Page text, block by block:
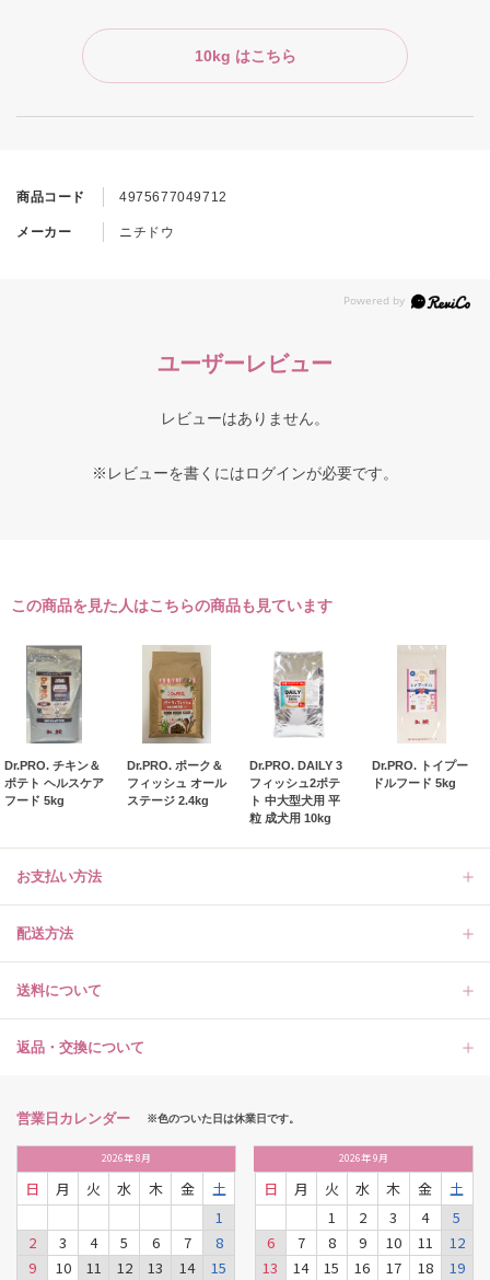
商品コード 4975677049712
メーカー ニチドウ
10kg はこちら
ユーザーレビュー
レビューはありません。
※レビューを書くにはログインが必要です。
この商品を見た人はこちらの商品も見ています
Dr.PRO. チキン＆
ポテト ヘルスケア
フード 5kg
Dr.PRO. ポーク＆
フィッシュ オール
ステージ 2.4kg
Dr.PRO. DAILY 3
フィッシュ2ポテ
ト 中大型犬用 平
粒 成犬用 10kg
Dr.PRO. トイプー
ドルフード 5kg
お支払い方法
配送方法
送料について
返品・交換について
営業日カレンダー ※色のついた日は休業日です。
2026年8月
日 月 火 水 木 金
土
1
2
3 4 5 6 7
8
9
10 11 12 13 14 15
2026年9月
日 月 火 水 木 金
土
1
2 3 4
5
6
7 8 9 10 11
12
13
14 15 16 17 18 19